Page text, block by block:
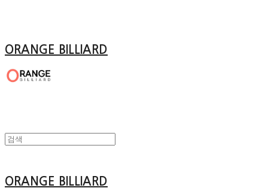
ORANGE BILLIARD
ORANGE BILLIARD